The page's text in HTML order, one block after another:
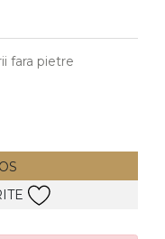
Vezi toate
fara pietre